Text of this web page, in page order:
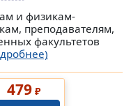
и физикам-
преподавателям,
факультетов
479₽